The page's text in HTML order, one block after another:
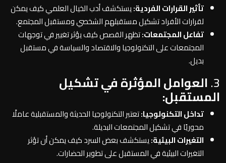
تأثير القرارات الفردية:يستكشف أدب الخيال العلمي كيف يمكن
لقرارات الأفراد تشكيل مستقبلهم الشخصي ومستقبل المجتمع.
تفاعل المجتمعات:تظهر القصص كيف يؤثر تغيير في توجهات
المجتمعات على التكنولوجيا والاقتصاد والسياسة في مستقبل
بديل.
3. العوامل المؤثرة في تشكيل
المستقبل:
تداخل التكنولوجيا:تعتبر التكنولوجيا الحديثة والمستقبلية عاملًا
محوريًا في تشكيل المجتمعات البديلة.
التغيرات البيئية:يستكشف بعض السرد كيف يمكن أن تؤثر
التغيرات البيئية في المستقبل على تطوير الحضارات.